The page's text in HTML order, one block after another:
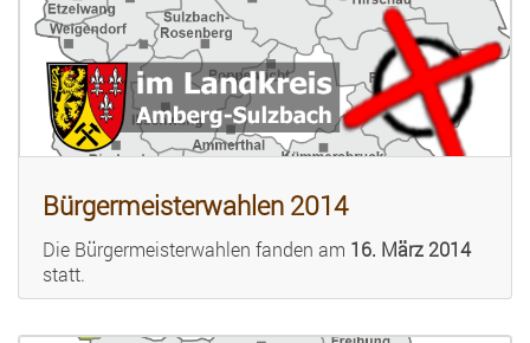
Bürgermeisterwahlen 2014
Die Bürgermeisterwahlen fanden am 16. März 2014
statt.